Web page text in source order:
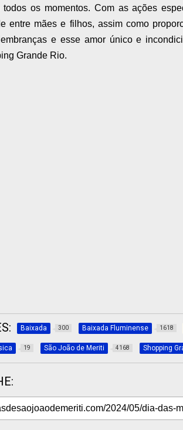
os momentos. Com as ações
entre mães e filhos, assim como
e esse amor único e
Grande Rio.
Baixada 300 Baixada Fluminense 1618
19 São João de Meriti 4168 Shopping